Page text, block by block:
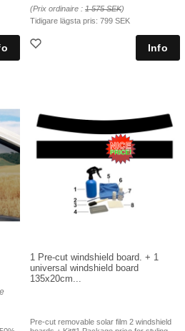
(Prix ordinaire : 1 575 SEK)
Tidigare lägsta pris: 799 SEK
1 Pre-cut windshield board. + 1
universal windshield board
135x20cm...
Pre-cut removable solar film 2 windshield